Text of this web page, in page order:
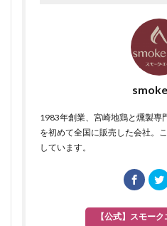
1983年創業、宮崎地鶏と燻製専
を初めて全国に販売した会社。
しています。
【公式】スモー